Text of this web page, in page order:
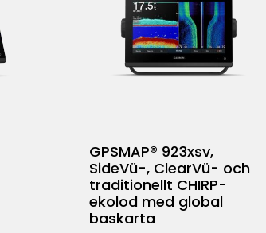
GPSMAP® 923xsv,
SideVü-, ClearVü- och
traditionellt CHIRP-
ekolod med global
baskarta